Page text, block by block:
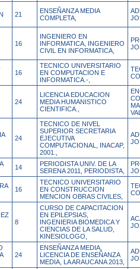
21
ENSEÑANZA MEDIA
COMPLETA,
16
INGENIERO EN
INFORMATICA, INGENIERO
CIVIL EN INFORMATICA,
16
TECNICO UNIVERSITARIO
EN COMPUTACION E
INFORMATICA.-,
24
LICENCIA EDUCACION
MEDIA HUMANISTICO
CIENTIFICA.,
24
TECNICO DE NIVEL
SUPERIOR SECRETARIA
EJECUTIVA
COMPUTACIONAL, INACAP,
2001.,
14
PERIODISTA UNIV. DE LA
SERENA 2011, PERIODISTA,
16
TECNICO UNIVERSITARIO
EN CONSTRUCCION
MENCION OBRAS CIVILES,
8
CURSO DE CAPACITACION
EN EPILEPSIAS,
INGENIERIA BIOMEDICA Y
CIENCIAS DE LA SALUD,
KINESIOLOGO,
24
ENSEÑANZA MEDIA,
LICENCIA DE ENSEÑANZA
MEDIA, LA ARAUCANA 2013,